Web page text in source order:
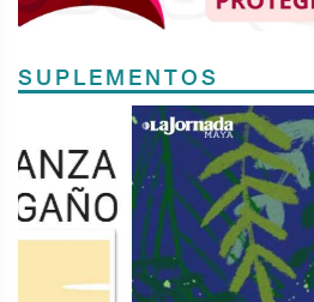
SUPLEMENTOS